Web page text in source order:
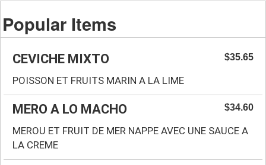
Popular Items
CEVICHE MIXTO $35.65
POISSON ET FRUITS MARIN A LA LIME
MERO A LO MACHO $34.60
MEROU ET FRUIT DE MER NAPPE AVEC UNE SAUCE A
LA CREME